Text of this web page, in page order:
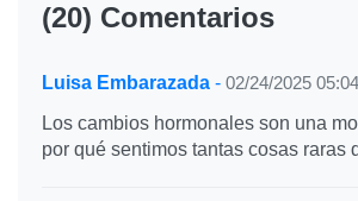
(20) Comentarios
Luisa Embarazada- 02/24/2025 05:04
Los cambios hormonales son una
por qué sentimos tantas cosas raras